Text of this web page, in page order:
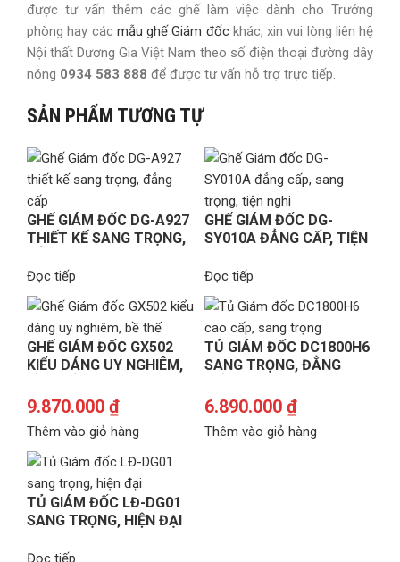
được tư vấn thêm các ghế làm việc dành cho Trưởng
phòng hay các mẫu ghế Giám đốckhác, xin vui lòng liên hệ
Nội thất Dương Gia Việt Nam theo số điện thoại đường dây
nóng 0934 583 888 để được tư vấn hỗ trợ trực tiếp.
SẢN PHẨM TƯƠNG TỰ
GHẾ GIÁM ĐỐC DG-A927
THIẾT KẾ SANG TRỌNG,
Đọc tiếp
GHẾ GIÁM ĐỐC DG-
SY010A ĐẲNG CẤP, TIỆN
Đọc tiếp
GHẾ GIÁM ĐỐC GX502
KIỂU DÁNG UY NGHIÊM,
9.870.000 ₫
Thêm vào giỏ hàng
TỦ GIÁM ĐỐC DC1800H6
SANG TRỌNG, ĐẲNG
6.890.000 ₫
Thêm vào giỏ hàng
TỦ GIÁM ĐỐC LĐ-DG01
SANG TRỌNG, HIỆN ĐẠI
Đọc tiếp